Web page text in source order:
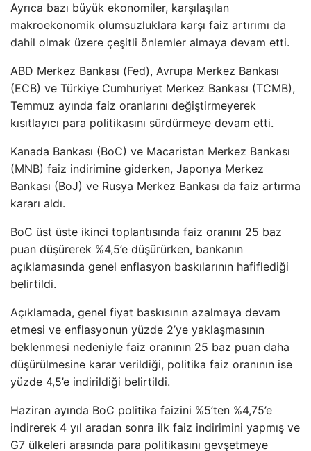
Ayrıca bazı büyük ekonomiler, karşılaşılan
makroekonomik olumsuzluklara karşı faiz artırımı da
dahil olmak üzere çeşitli önlemler almaya devam etti.
ABD Merkez Bankası (Fed), Avrupa Merkez Bankası
(ECB) ve Türkiye Cumhuriyet Merkez Bankası (TCMB),
Temmuz ayında faiz oranlarını değiştirmeyerek
kısıtlayıcı para politikasını sürdürmeye devam etti.
Kanada Bankası (BoC) ve Macaristan Merkez Bankası
(MNB) faiz indirimine giderken, Japonya Merkez
Bankası (BoJ) ve Rusya Merkez Bankası da faiz artırma
kararı aldı.
BoC üst üste ikinci toplantısında faiz oranını 25 baz
puan düşürerek %4,5’e düşürürken, bankanın
açıklamasında genel enflasyon baskılarının hafiflediği
belirtildi.
Açıklamada, genel fiyat baskısının azalmaya devam
etmesi ve enflasyonun yüzde 2’ye yaklaşmasının
beklenmesi nedeniyle faiz oranının 25 baz puan daha
düşürülmesine karar verildiği, politika faiz oranının ise
yüzde 4,5’e indirildiği belirtildi.
Haziran ayında BoC politika faizini %5’ten %4,75’e
indirerek 4 yıl aradan sonra ilk faiz indirimini yapmış ve
G7 ülkeleri arasında para politikasını gevşetmeye